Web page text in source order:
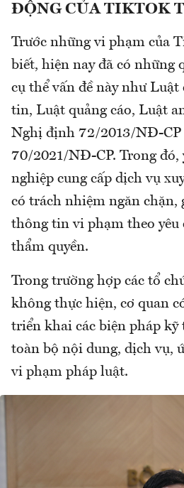
ĐỘNG CỦA TIKTOK
Trước những vi phạm của
biết, hiện nay đã có những
cụ thể vấn đề này như Luật
tin, Luật quảng cáo, Luật
Nghị định 72/2013/NĐ-
70/2021/NĐ-CP. Trong đó,
nghiệp cung cấp dịch vụ
có trách nhiệm ngăn chặn,
thông tin vi phạm theo yêu
thẩm quyền.
Trong trường hợp các tổ
không thực hiện, cơ quan
triển khai các biện pháp kỹ
toàn bộ nội dung, dịch vụ,
vi phạm pháp luật.